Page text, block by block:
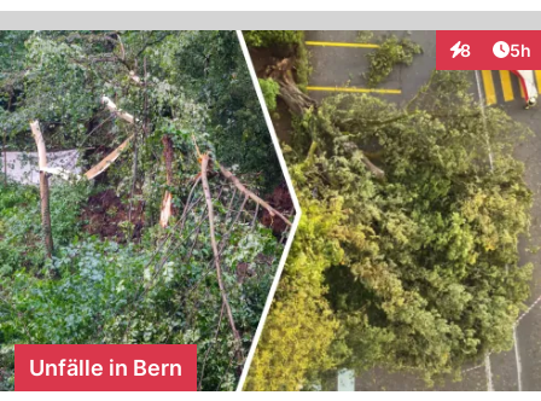
8 5h
Unfälle in Bern